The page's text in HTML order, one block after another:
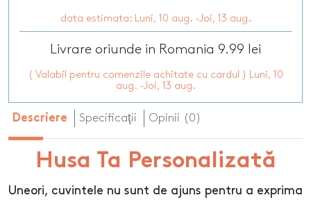
data estimata: Luni, 10 aug. -Joi, 13 aug.
Livrare oriunde in Romania 9.99 lei
( Valabil pentru comenzile achitate cu cardul ) Luni, 10
aug. -Joi, 13 aug.
Descriere Specificaţii Opinii (0)
Husa Ta Personalizată
Uneori, cuvintele nu sunt de ajuns pentru a exprima